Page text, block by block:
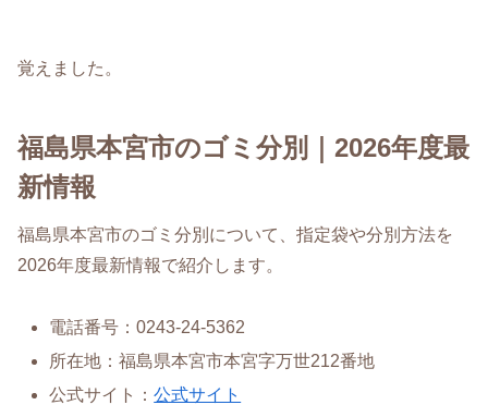
覚えました。
福島県本宮市のゴミ分別｜2026年度最
新情報
福島県本宮市のゴミ分別について、指定袋や分別方法を
2026年度最新情報で紹介します。
電話番号：0243-24-5362
所在地：福島県本宮市本宮字万世212番地
公式サイト：公式サイト